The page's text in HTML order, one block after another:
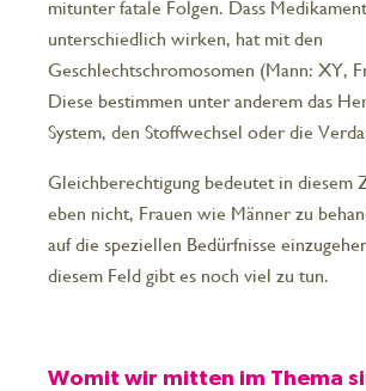
mitunter fatale Folgen. Dass
unterschiedlich wirken, hat mit den
Geschlechtschromosomen (Mann: XY,
Diese bestimmen unter anderem das
System, den Stoffwechsel oder die
Gleichberechtigung bedeutet in diesem
eben nicht, Frauen wie Männer zu
auf die speziellen Bedürfnisse
diesem Feld gibt es noch viel zu tun.
Womit wir mitten im Thema